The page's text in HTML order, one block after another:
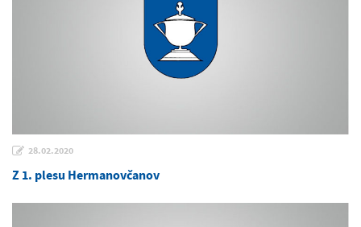
28.02.2020
Z 1. plesu Hermanovčanov